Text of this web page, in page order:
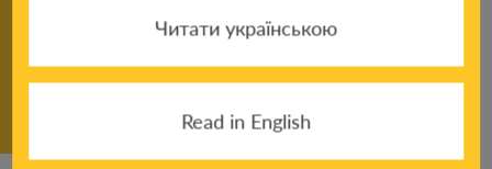
Поделиться новостью:
Читати українською
Read in English